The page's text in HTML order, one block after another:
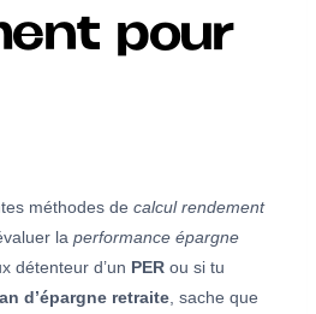
pour
méthodes de calcul rendement
la performance épargne
détenteur d’un PER ou si tu
d’épargne retraite , sache que